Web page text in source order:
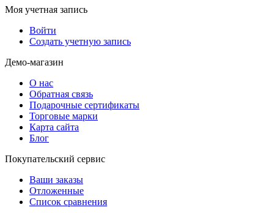
Моя учетная запись
Войти
Создать учетную запись
Демо-магазин
О нас
Обратная связь
Подарочные сертификаты
Торговые марки
Карта сайта
Блог
Покупательский сервис
Ваши заказы
Отложенные
Список сравнения